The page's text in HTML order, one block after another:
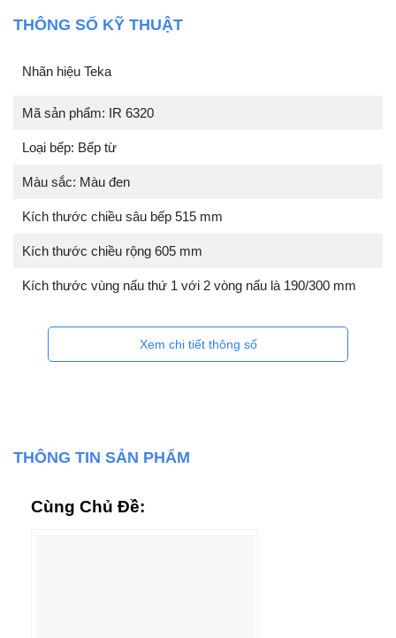
THÔNG SỐ KỸ THUẬT
Nhãn hiệu Teka
Mã sản phẩm: IR 6320
Loại bếp: Bếp từ
Màu sắc: Màu đen
Kích thước chiều sâu bếp 515 mm
Kích thước chiều rộng 605 mm
Kích thước vùng nấu thứ 1 với 2 vòng nấu là 190/300 mm
Xem chi tiết thông số
THÔNG TIN SẢN PHẨM
Cùng Chủ Đề: